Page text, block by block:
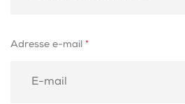
Adresse e-mail *